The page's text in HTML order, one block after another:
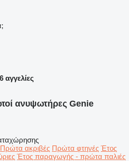
αγγελίες
ανυψωτήρες Genie
Πρώτα ακριβές Πρώτα φτηνές Έτος
Έτος παραγωγής - πρώτα παλιές